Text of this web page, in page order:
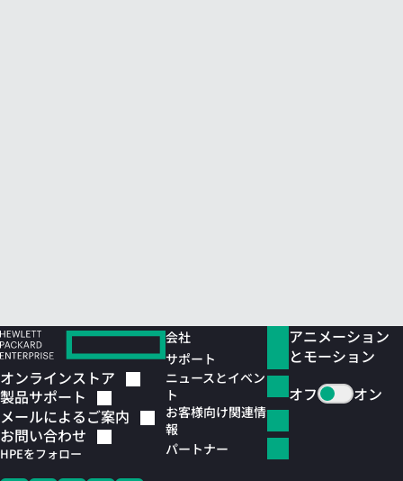
オンラインストア
製品サポート
メールによるご案内
お問い合わせ
HPEをフォロー
会社
サポート
ニュースとイベン
ト
お客様向け関連情
報
パートナー
アニメーション
とモーション
オフ
オン